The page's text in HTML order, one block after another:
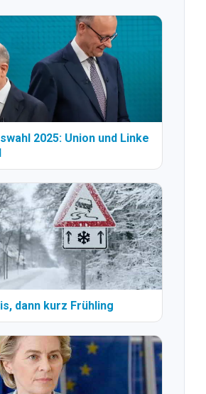
2025: Union und Linke
dann kurz Frühling